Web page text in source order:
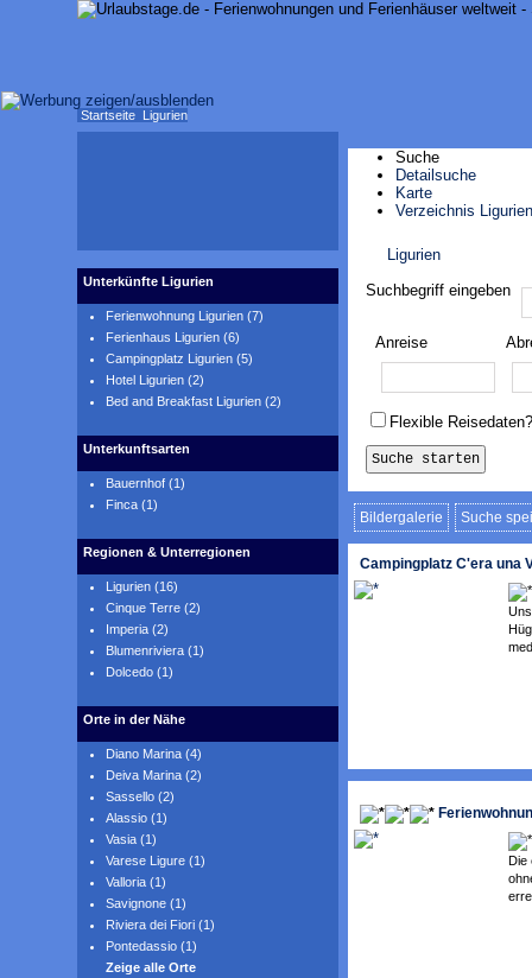
Startseite Ligurien
Karte anzeigen
Unterkünfte Ligurien
Ferienwohnung Ligurien (7)
Ferienhaus Ligurien (6)
Campingplatz Ligurien (5)
Hotel Ligurien (2)
Bed and Breakfast Ligurien (2)
Unterkunftsarten
Bauernhof (1)
Finca (1)
Regionen & Unterregionen
Ligurien (16)
Cinque Terre (2)
Imperia (2)
Blumenriviera (1)
Dolcedo (1)
Orte in der Nähe
Diano Marina (4)
Deiva Marina (2)
Sassello (2)
Alassio (1)
Vasia (1)
Varese Ligure (1)
Valloria (1)
Savignone (1)
Riviera dei Fiori (1)
Pontedassio (1)
Zeige alle Orte
Suche
Detailsuche
Karte
Verzeichnis Ligurien
Ligurien
Suchbegriff eingeben
Anreise
Flexible
Bildergalerie Suche
Campingplatz C'era una
Die